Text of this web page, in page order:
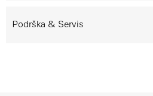
Podrška & Servis